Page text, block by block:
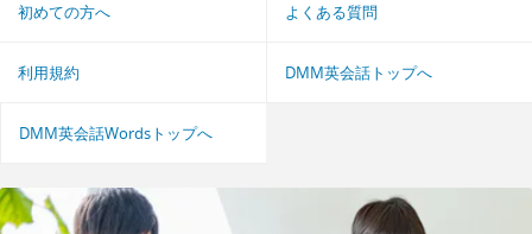
初めての方へ よくある質問
利用規約 DMM英会話トップへ
DMM英会話Wordsトップへ